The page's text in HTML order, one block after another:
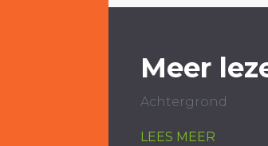
Meer
Achtergrond
LEES MEER